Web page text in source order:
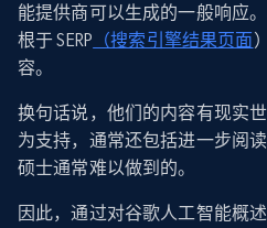
能提供商可以生成的一般响应
根于 SERP （搜索引擎结果页面
容。
换句话说，他们的内容有现实
为支持，通常还包括进一步阅
硕士通常难以做到的。
因此，通过对谷歌人工智能概